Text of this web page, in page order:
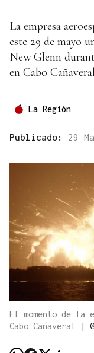
La empresa
este 29 de mayo
New Glenn
en Cabo Cañaveral
La Región
Publicado: 29
El momento de la
Cabo Cañaveral
|